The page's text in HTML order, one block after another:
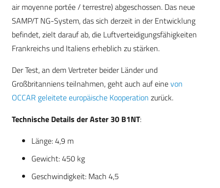
air moyenne portée / terrestre) abgeschossen. Das neue
SAMP/T NG-System, das sich derzeit in der Entwicklung
befindet, zielt darauf ab, die Luftverteidigungsfähigkeiten
Frankreichs und Italiens erheblich zu stärken.
Der Test, an dem Vertreter beider Länder und
Großbritanniens teilnahmen, geht auch auf einevon
OCCAR geleitete europäische Kooperation zurück.
Technische Details der Aster 30 B1NT:
Länge: 4,9 m
Gewicht: 450 kg
Geschwindigkeit: Mach 4,5